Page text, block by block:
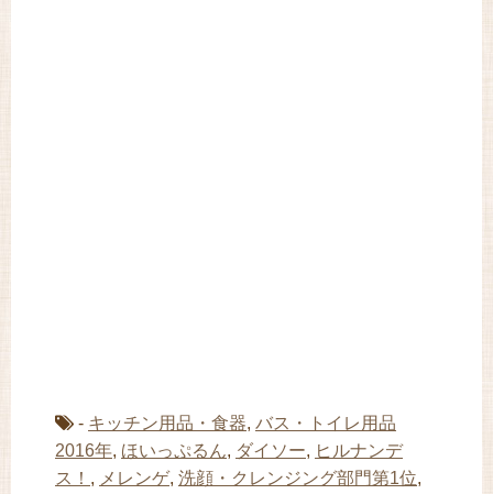
- キッチン用品・食器, バス・トイレ用品
2016年, ほいっぷるん, ダイソー, ヒルナンデ
ス！ , メレンゲ, 洗顔・クレンジング部門第1位,